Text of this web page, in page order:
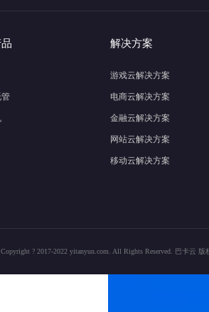
解决方案
游戏云解决方案
电商云解决方案
金融云解决方案
网站云解决方案
移动云解决方案
Copyright ? 2017-2022 yitanyun.com. All Rights Reserved. 巴卡云